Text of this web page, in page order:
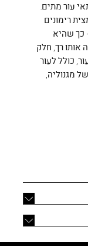
עור מתים.
רימונים
כך שהיא
אותו רך, חלק
כולל לעור
מגנוליה,